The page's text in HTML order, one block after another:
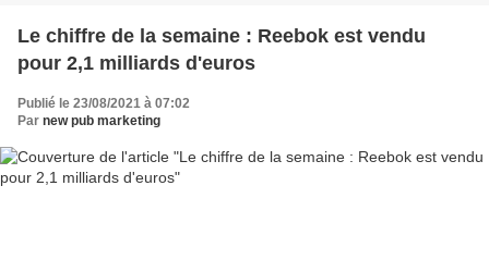
Le chiffre de la semaine : Reebok est vendu
pour 2,1 milliards d'euros
Publié le 23/08/2021 à 07:02
Par new pub marketing